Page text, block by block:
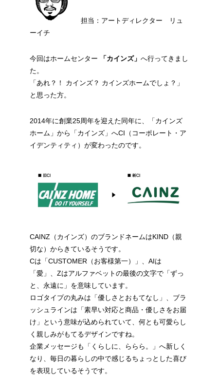
担当：アートディレクター リュ
ーイチ
今回はホームセンター 「カインズ」 へ行ってきまし
た。
「あれ？！ カインズ？ カインズホームでしょ？」
と思った方。
2014年に創業25周年を迎えた同年に、「カインズ
ホーム」から「カインズ」へCI（コーポレート・ア
イデンティティ）が変わったのです。
CAINZ（カインズ）のブランドネームはKIND（親
切な）からきているそうです。
Cは「CUSTOMER（お客様第一）」、AIは
「愛」、Zはアルファベットの最後の文字で「ずっ
と、永遠に」を意味しています。
ロゴタイプの丸みは「優しさとおもてなし」、ブラ
ッシュラインは「素早い対応と商品・優しさをお届
け」という意味が込められていて、何とも可愛らし
く親しみがもてるデザインですね。
企業メッセージも「くらしに、ららら。」へ新しく
なり、毎日の暮らしの中で感じるちょっとした喜び
を表現しているそうです。